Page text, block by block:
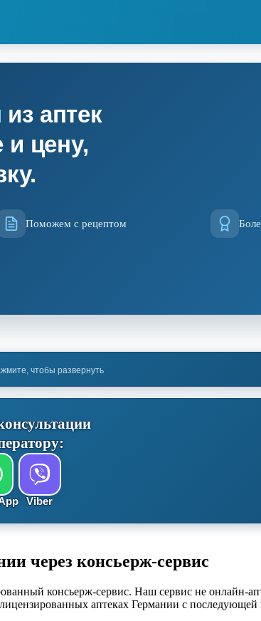
из аптек
и цену,
Поможем с рецептом
чтобы развернуть
Viber
через консьерж-сервис
консьерж-сервис. Наш сервис не онлайн-
аптеках Германии с последующей